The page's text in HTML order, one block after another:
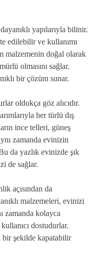
yapılarıyla bilinir.
edilebilir ve kullanımı
malzemenin doğal olarak
olmasını sağlar.
bir çözüm sunar.
oldukça göz alıcıdır.
her türlü dış
ince telleri, güneş
zamanda evinizin
da yazlık evinizde şık
de sağlar.
açısından da
malzemeleri, evinizi
zamanda kolayca
dostudurlar.
bir şekilde kapatabilir